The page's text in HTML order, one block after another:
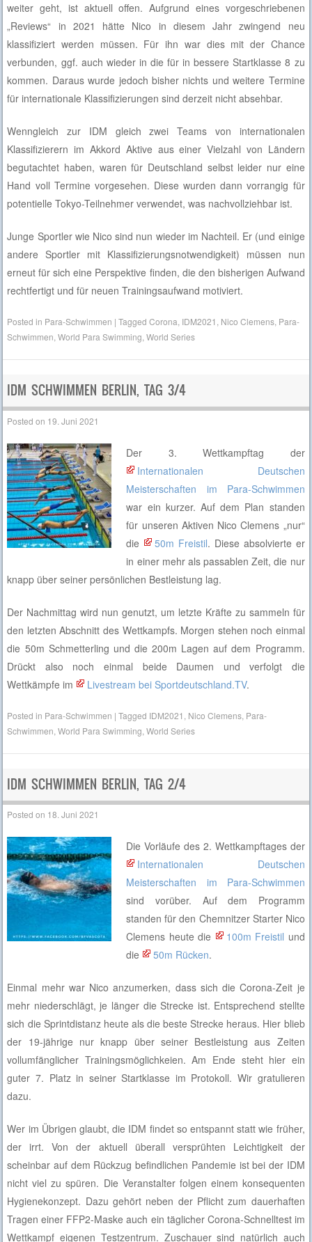
weiter geht, ist aktuell offen. Aufgrund eines vorgeschriebenen
„Reviews“ in 2021 hätte Nico in diesem Jahr zwingend neu
klassifiziert werden müssen. Für ihn war dies mit der Chance
verbunden, ggf. auch wieder in die für in bessere Startklasse 8 zu
kommen. Daraus wurde jedoch bisher nichts und weitere Termine
für internationale Klassifizierungen sind derzeit nicht absehbar.
Wenngleich zur IDM gleich zwei Teams von internationalen
Klassifizierern im Akkord Aktive aus einer Vielzahl von Ländern
begutachtet haben, waren für Deutschland selbst leider nur eine
Hand voll Termine vorgesehen. Diese wurden dann vorrangig für
potentielle Tokyo-Teilnehmer verwendet, was nachvollziehbar ist.
Junge Sportler wie Nico sind nun wieder im Nachteil. Er (und einige
andere Sportler mit Klassifizierungsnotwendigkeit) müssen nun
erneut für sich eine Perspektive finden, die den bisherigen Aufwand
rechtfertigt und für neuen Trainingsaufwand motiviert.
Posted in Para-Schwimmen |TaggedCorona IDM2021 Nico Clemens Para-
Schwimmen ,World Para Swimming ,World Series
IDM SCHWIMMEN BERLIN, TAG 3/4
Posted on 19. Juni 2021
Der 3. Wettkampftag der
Internationalen Deutschen
Meisterschaften im Para-Schwimmen
war ein kurzer. Auf dem Plan standen
für unseren Aktiven Nico Clemens „nur“
die
50m Freistil. Diese absolvierte er
in einer mehr als passablen Zeit, die nur
knapp über seiner persönlichen Bestleistung lag.
Der Nachmittag wird nun genutzt, um letzte Kräfte zu sammeln für
den letzten Abschnitt des Wettkampfs. Morgen stehen noch einmal
die 50m Schmetterling und die 200m Lagen auf dem Programm.
Drückt also noch einmal beide Daumen und verfolgt die
Wettkämpfe im
Livestream bei Sportdeutschland.TV.
Posted in Para-Schwimmen |Tagged IDM2021 Nico Clemens Para-
Schwimmen ,World Para Swimming ,World Series
IDM SCHWIMMEN BERLIN, TAG 2/4
Posted on 18. Juni 2021
Die Vorläufe des 2. Wettkampftages der
Internationalen Deutschen
Meisterschaften im Para-Schwimmen
sind vorüber. Auf dem Programm
standen für den Chemnitzer Starter Nico
Clemens heute die
100m Freistil und
die
50m Rücken.
Einmal mehr war Nico anzumerken, dass sich die Corona-Zeit je
mehr niederschlägt, je länger die Strecke ist. Entsprechend stellte
sich die Sprintdistanz heute als die beste Strecke heraus. Hier blieb
der 19-jährige nur knapp über seiner Bestleistung aus Zeiten
vollumfänglicher Trainingsmöglichkeien. Am Ende steht hier ein
guter 7. Platz in seiner Startklasse im Protokoll. Wir gratulieren
dazu.
Wer im Übrigen glaubt, die IDM findet so entspannt statt wie früher,
der irrt. Von der aktuell überall versprühten Leichtigkeit der
scheinbar auf dem Rückzug befindlichen Pandemie ist bei der IDM
nicht viel zu spüren. Die Veranstalter folgen einem konsequenten
Hygienekonzept. Dazu gehört neben der Pflicht zum dauerhaften
Tragen einer FFP2-Maske auch ein täglicher Corona-Schnelltest im
Wettkampf eigenen Testzentrum. Zuschauer sind natürlich auch